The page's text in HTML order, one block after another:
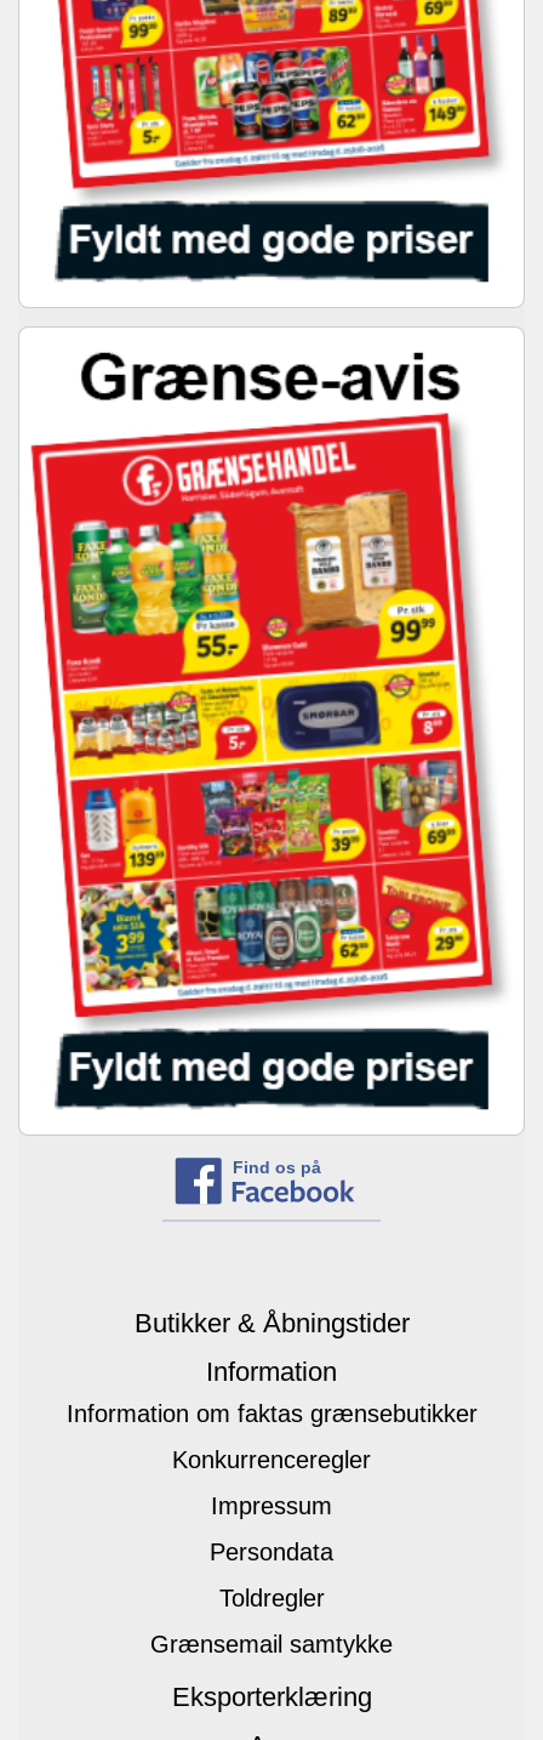
Find os på
Butikker & Åbningstider
Information
Information om faktas grænsebutikker
Konkurrenceregler
Impressum
Persondata
Toldregler
Grænsemail samtykke
Eksporterklæring